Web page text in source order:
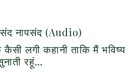
नापसंद (Audio)
लगी कहानी ताकि मैं भविष्य
रहूं…